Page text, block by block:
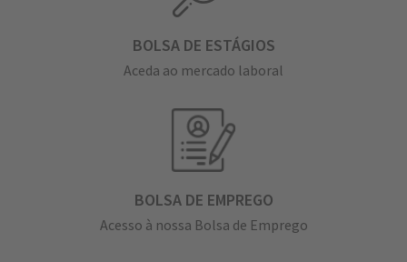
BOLSA DE ESTÁGIOS
Aceda ao mercado laboral
BOLSA DE EMPREGO
Acesso à nossa Bolsa de Emprego